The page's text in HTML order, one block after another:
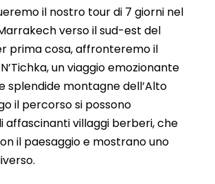
il nostro tour di 7 giorni nel
verso il sud-est del
prima cosa, affronteremo il
un viaggio emozionante
splendide montagne dell’Alto
il percorso si possono
affascinanti villaggi berberi, che
il paesaggio e mostrano uno